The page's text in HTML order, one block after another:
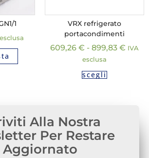
1
VRX refrigerato
portacondimenti
609,26 € - 899,83 € IVA
esclusa
scegli
Alla Nostra
Per Restare
Aggiornato